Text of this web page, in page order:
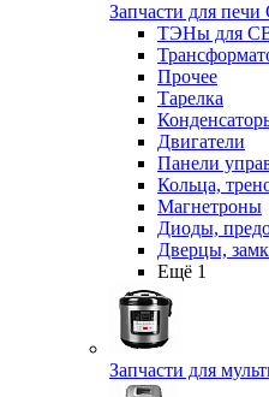
Запчасти для
ТЭНы для
Прочее
Тарелка
Двигатели
Панели
Кольца,
Магнетроны
Диоды,
Дверцы,
Ещё 1
Запчасти для